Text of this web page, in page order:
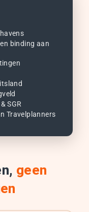
binding aan
SGR
Travelplanners
geen